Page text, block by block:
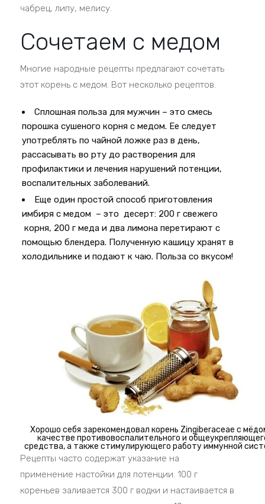
чабрец, липу, мелису.
Сочетаем с медом
Многие народные рецепты предлагают сочетать
этот корень с медом. Вот несколько рецептов.
Сплошная польза для мужчин – это смесь
порошка сушеного корня с медом. Ее следует
употреблять по чайной ложке раз в день,
рассасывать во рту до растворения для
профилактики и лечения нарушений потенции,
воспалительных заболеваний.
Еще один простой способ приготовления
имбиря с медом – это десерт: 200 г свежего
корня, 200 г меда и два лимона перетирают с
помощью блендера. Полученную кашицу хранят в
холодильнике и подают к чаю. Польза со вкусом!
Хорошо себя зарекомендовал корень Zingiberaceae с
качестве противовоспалительного и
средства, а также стимулирующего работу иммунной
Рецепты часто содержат указание на
применение настойки для потенции. 100 г
кореньев заливается 300 г водки и настаивается в